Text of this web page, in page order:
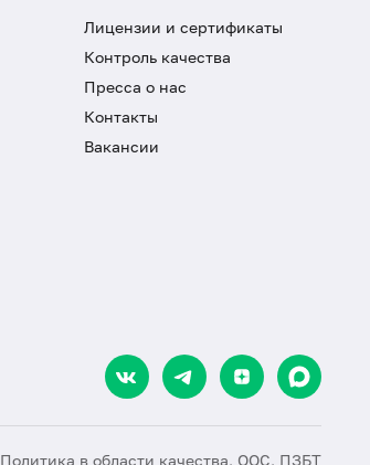
Лицензии и сертификаты
Контроль качества
Пресса о нас
Контакты
Вакансии
Политика в области качества, ООС, ПЗБТ